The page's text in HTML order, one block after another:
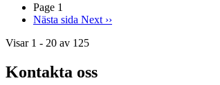
Page 1
Nästa sida Next ››
Visar 1 - 20 av 125
Kontakta oss